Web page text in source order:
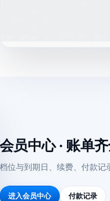
会员中心 · 账单
档位与到期日、续费、付款记
进入会员中心 付款记录